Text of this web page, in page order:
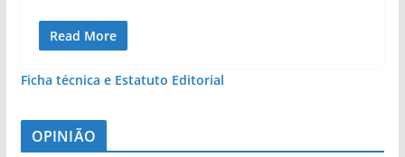
Read More
Ficha técnica e Estatuto Editorial
OPINIÃO